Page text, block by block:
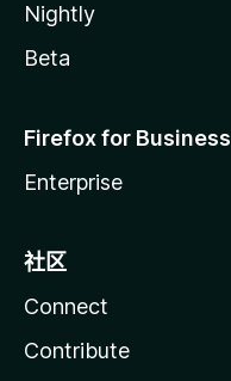
Nightly
Beta
Firefox for Business
Enterprise
社区
Connect
Contribute